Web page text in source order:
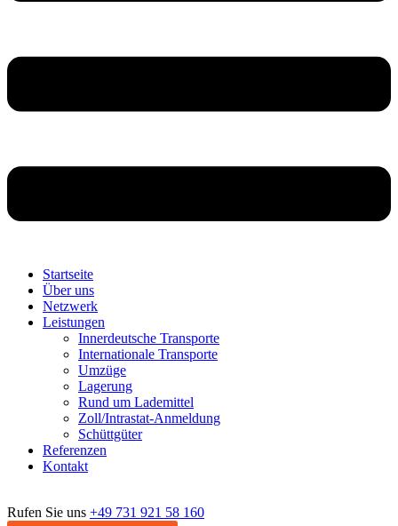
Startseite
Über uns
Netzwerk
Leistungen
Innerdeutsche Transporte
Internationale Transporte
Umzüge
Lagerung
Rund um Lademittel
Zoll/Intrastat-Anmeldung
Schüttgüter
Referenzen
Kontakt
Rufen Sie uns +49 731 921 58 160